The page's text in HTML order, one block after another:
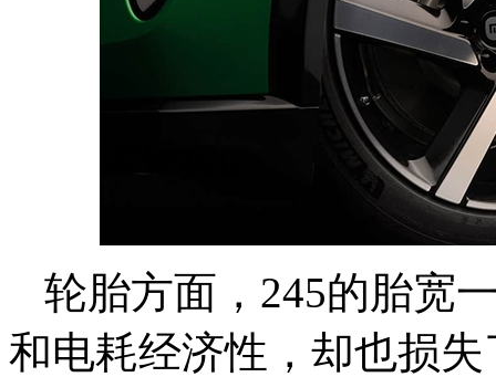
轮胎方面，245的胎宽
和电耗经济性，却也损